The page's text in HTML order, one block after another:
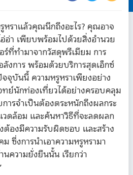
ราแล้วคุณนึกถึงอะไร? คุณอาจ
า เพียบพร้อมไปด้วยสิ่งอำนวย
ร์ที่ทำมาจากวัสดุพรีเมียม การ
การ พร้อมด้วยบริการสุดเอ็กซ์
จุบันนี้ ความหรูหราเพียงอย่าง
ทย์นักท่องเที่ยวได้อย่างครอบคลุม
รจำเป็นต้องตระหนักถึงผลกระ
ดล้อม และค้นหาวิธีที่จะลดผลก
องมีความรับผิดชอบ และสร้าง
ซึ่งการนำเอาความหรูหรามา
ความยั่งยืนนั้น เรียกว่า